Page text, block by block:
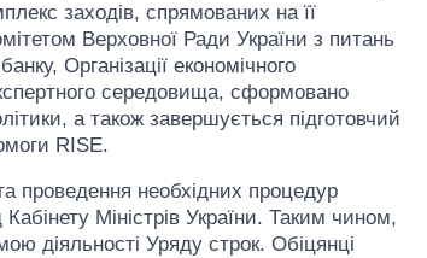
заходів, спрямованих на її
Верховної Ради України з питань
Організації економічного
середовища, сформовано
а також завершується підготовчий
RISE.
проведення необхідних процедур
Міністрів України. Таким чином,
діяльності Уряду строк. Обіцянці